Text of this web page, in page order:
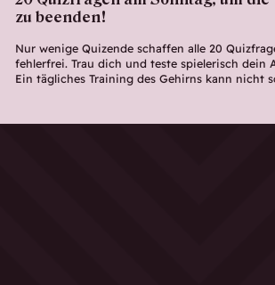
zu beenden!
Nur wenige Quizende schaffen alle 20
fehlerfrei. Trau dich und teste spielerisch dein
Ein tägliches Training des Gehirns kann nicht